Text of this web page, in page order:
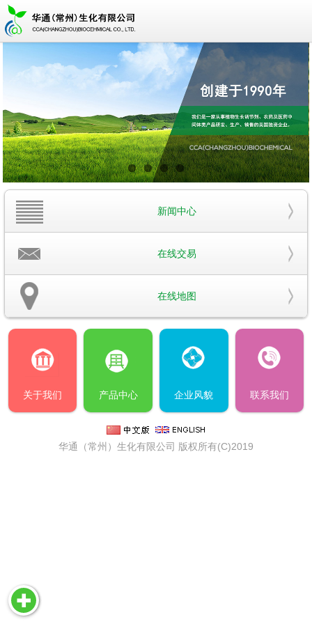
新闻中心
在线交易
在线地图
关于我们 产品中心 企业风貌 联系我们
华通（常州）生化有限公司 版权所有(C)2019